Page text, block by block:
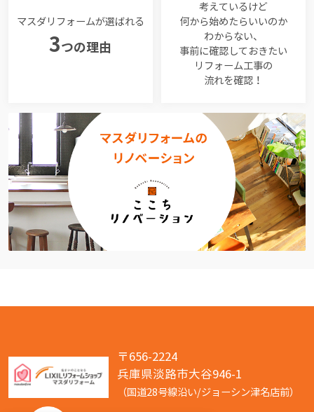
マスダリフォームが選ばれる
3つの理由
考えているけど
何から始めたらいいのか
わからない、
事前に確認しておきたい
リフォーム工事の
流れを確認！
〒656-2224
兵庫県淡路市大谷946-1
（国道28号線沿い/ジョーシン津名店前）